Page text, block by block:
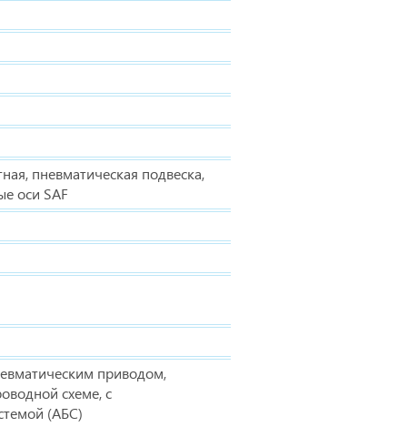
пневматическая подвеска,
оси SAF
приводом,
схеме, с
(АБС)